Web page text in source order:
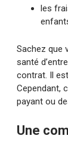
les
Sachez que
santé
contrat. Il
Cependant,
payant ou
Une